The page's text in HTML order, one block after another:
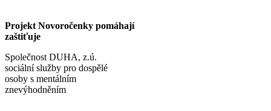
Projekt Novoročenky pomáhají
zaštiťuje
Společnost DUHA, z.ú.
sociální služby pro dospělé
osoby s mentálním
znevýhodněním